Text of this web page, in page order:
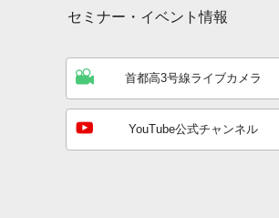
セミナー・イベント情報
首都高3号線ライブカメラ
YouTube公式チャンネル